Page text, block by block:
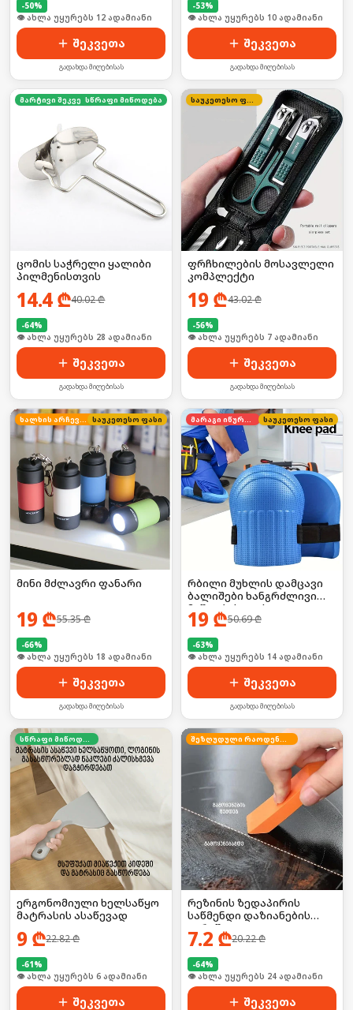
-50%
🛒 ბოლო 24სთ-ში იყიდა 15-მა
შეკვეთა
გადახდა მიღებისას
-53%
🛒 ბოლო 24სთ-ში იყიდა 11-მა
შეკვეთა
გადახდა მიღებისას
მარტივი შეკვეთასწრაფი მიწოდება
ცომის საჭრელი ყალიბი
პილმენისთვის
14.4₾40.02₾
-64%
🛒 ბოლო 24სთ-ში იყიდა 38-მა
შეკვეთა
გადახდა მიღებისას
საუკეთესო ფასი
ფრჩხილების მოსავლელი
კომპლექტი
19 ₾43.02₾
-56%
🛒 ბოლო 24სთ-ში იყიდა 6-მა
შეკვეთა
გადახდა მიღებისას
ხალხის არჩევანი საუკეთესო ფასი
მინი მძლავრი ფანარი
19 ₾55.35₾
-66%
🛒 ბოლო 24სთ-ში იყიდა 25-მა
შეკვეთა
გადახდა მიღებისას
მარაგი იწურება საუკეთესო ფასი
რბილი მუხლის დამცავი
ბალიშები ხანგრძლივი
მუშაობისთვის
19 ₾50.69₾
-63%
🛒 ბოლო 24სთ-ში იყიდა 18-მა
შეკვეთა
გადახდა მიღებისას
სწრაფი მიწოდება
ერგონომიული ხელსაწყო
მატრასის ასაწევად
9 ₾22.82₾
-61%
🛒 ბოლო 24სთ-ში იყიდა 13-მა
შეკვეთა
შეზღუდული რაოდენობა
რეზინის ზედაპირის
საწმენდი დაზიანების
გარეშე
7.2 ₾20.22₾
-64%
🛒 ბოლო 24სთ-ში იყიდა 31-მა
შეკვეთა